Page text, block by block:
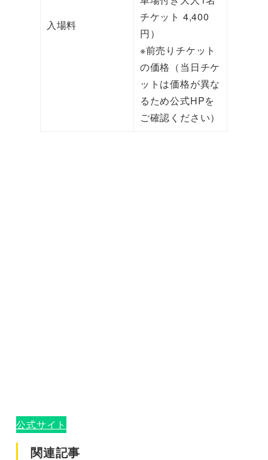
入場料
チケット 4,400
円）
※前売りチケット
の価格（当日チケ
ットは価格が異な
るため公式HPを
ご確認ください）
公式サイト
関連記事